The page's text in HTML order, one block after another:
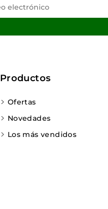
Productos
Ofertas
Novedades
Los más vendidos